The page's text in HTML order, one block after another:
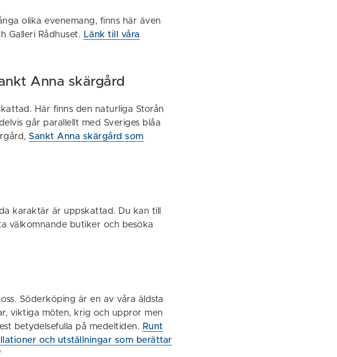
olika evenemang, finns här även
Galleri Rådhuset. Länk till våra
Anna skärgård
Här finns den naturliga Storån
går parallellt med Sveriges blåa
Sankt Anna skärgård som
karaktär är uppskattad. Du kan till
välkomnande butiker och besöka
Söderköping är en av våra äldsta
viktiga möten, krig och uppror men
betydelsefulla på medeltiden. Runt
och utställningar som berättar